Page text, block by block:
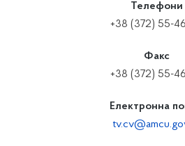
Телефони
+38 (372) 55-
Факс
+38 (372) 55-
Електронна